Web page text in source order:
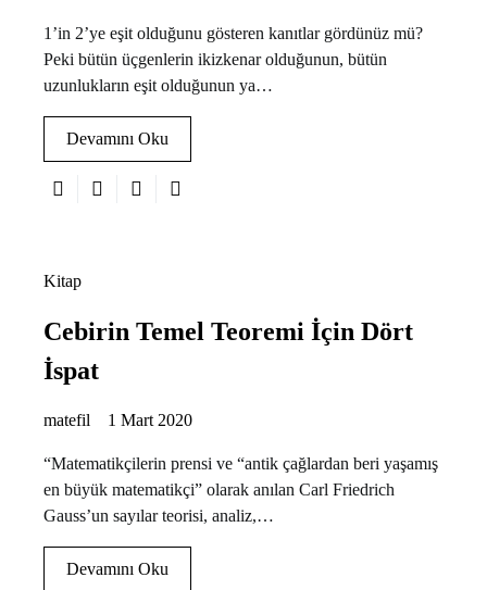
1’in 2’ye eşit olduğunu gösteren kanıtlar gördünüz mü?
Peki bütün üçgenlerin ikizkenar olduğunun, bütün
uzunlukların eşit olduğunun ya…
Devamını Oku
Kitap
Cebirin Temel Teoremi İçin Dört
İspat
matefil 1 Mart 2020
“Matematikçilerin prensi ve “antik çağlardan beri yaşamış
en büyük matematikçi” olarak anılan Carl Friedrich
Gauss’un sayılar teorisi, analiz,…
Devamını Oku